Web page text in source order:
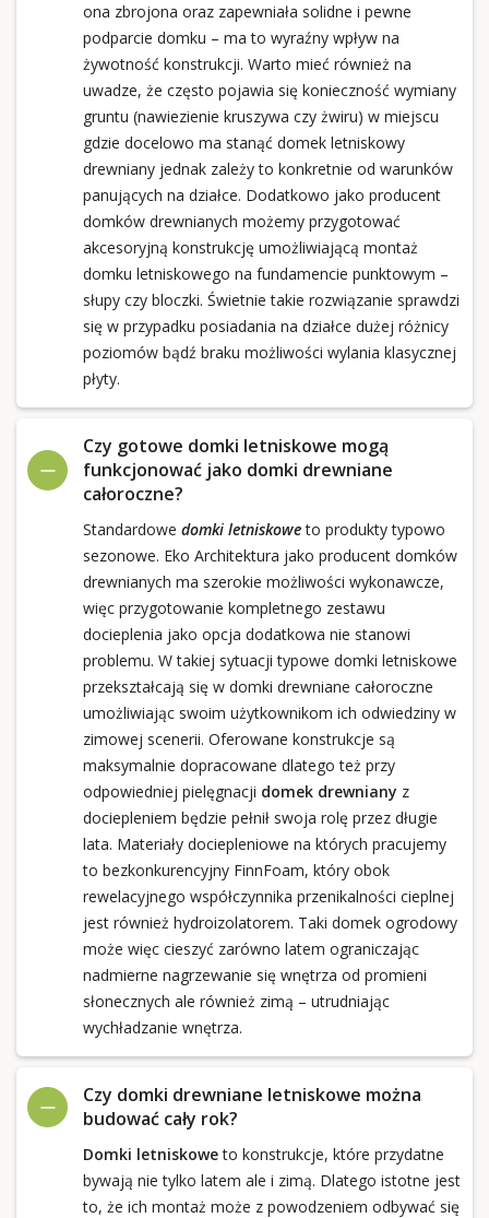
ona zbrojona oraz zapewniała solidne i pewne
podparcie domku – ma to wyraźny wpływ na
żywotność konstrukcji. Warto mieć również na
uwadze, że często pojawia się konieczność wymiany
gruntu (nawiezienie kruszywa czy żwiru) w miejscu
gdzie docelowo ma stanąć domek letniskowy
drewniany jednak zależy to konkretnie od warunków
panujących na działce. Dodatkowo jako producent
domków drewnianych możemy przygotować
akcesoryjną konstrukcję umożliwiającą montaż
domku letniskowego na fundamencie punktowym –
słupy czy bloczki. Świetnie takie rozwiązanie sprawdzi
się w przypadku posiadania na działce dużej różnicy
poziomów bądź braku możliwości wylania klasycznej
płyty.
Czy gotowe domki letniskowe mogą
funkcjonować jako domki drewniane
całoroczne?
Standardowe domki letniskoweto produkty typowo
sezonowe. Eko Architektura jako producent domków
drewnianych ma szerokie możliwości wykonawcze,
więc przygotowanie kompletnego zestawu
docieplenia jako opcja dodatkowa nie stanowi
problemu. W takiej sytuacji typowe domki letniskowe
przekształcają się w domki drewniane całoroczne
umożliwiając swoim użytkownikom ich odwiedziny w
zimowej scenerii. Oferowane konstrukcje są
maksymalnie dopracowane dlatego też przy
odpowiedniej pielęgnacji domek drewniany z
dociepleniem będzie pełnił swoja rolę przez długie
lata. Materiały dociepleniowe na których pracujemy
to bezkonkurencyjny FinnFoam, który obok
rewelacyjnego współczynnika przenikalności cieplnej
jest również hydroizolatorem. Taki domek ogrodowy
może więc cieszyć zarówno latem ograniczając
nadmierne nagrzewanie się wnętrza od promieni
słonecznych ale również zimą – utrudniając
wychładzanie wnętrza.
Czy domki drewniane letniskowe można
budować cały rok?
Domki letniskoweto konstrukcje, które przydatne
bywają nie tylko latem ale i zimą. Dlatego istotne jest
to, że ich montaż może z powodzeniem odbywać się